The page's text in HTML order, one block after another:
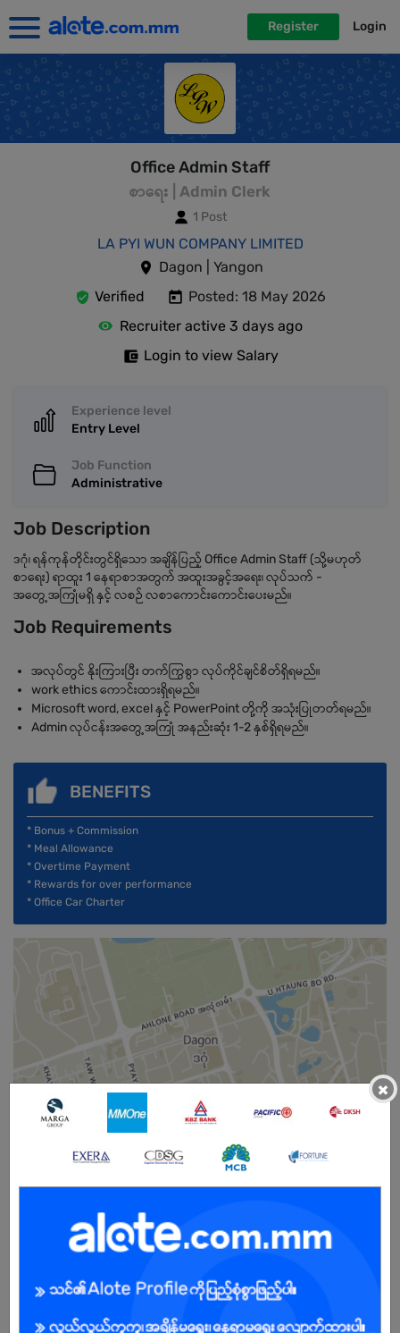
Register Login
Office Admin Staff
စာရေး | Admin Clerk
1 Post
LA PYI WUN COMPANY LIMITED
Dagon | Yangon
Verified
Posted: 18 May 2026
Recruiter active 3 days ago
Login to view Salary
Experience level
Entry Level
Job Function
Administrative
Job Description
ဒဂုံ၊ ရန်ကုန်တိုင်းတွင်ရှိသော အချိန်ပြည့် Office Admin Staff (သို့မဟုတ်
စာရေး) ရာထူး 1 နေရာစာအတွက် အထူးအခွင့်အရေး၊ လုပ်သက် -
အတွေ့အကြုံမရှိ နှင့် လစဉ် လစာကောင်းကောင်းပေးမည်။
Job Requirements
အလုပ်တွင် နိုးကြားပြီး တက်ကြွစွာ လုပ်ကိုင်ချင်စိတ်ရှိရမည်။
work ethics ကောင်းထားရှိရမည်။
Microsoft word, excel နှင့် PowerPoint တို့ကို အသုံးပြုတတ်ရမည်။
Admin လုပ်ငန်းအတွေ့အကြုံ အနည်းဆုံး 1-2 နှစ်ရှိရမည်။
BENEFITS
* Bonus + Commission
* Meal Allowance
* Overtime Payment
* Rewards for over performance
* Office Car Charter
Open To :
About Our Company
rise service apartment. Our company handles the management
services of an office building and a hotel in terms of customer
care, maintenance, finances, sales/marketing & human
×